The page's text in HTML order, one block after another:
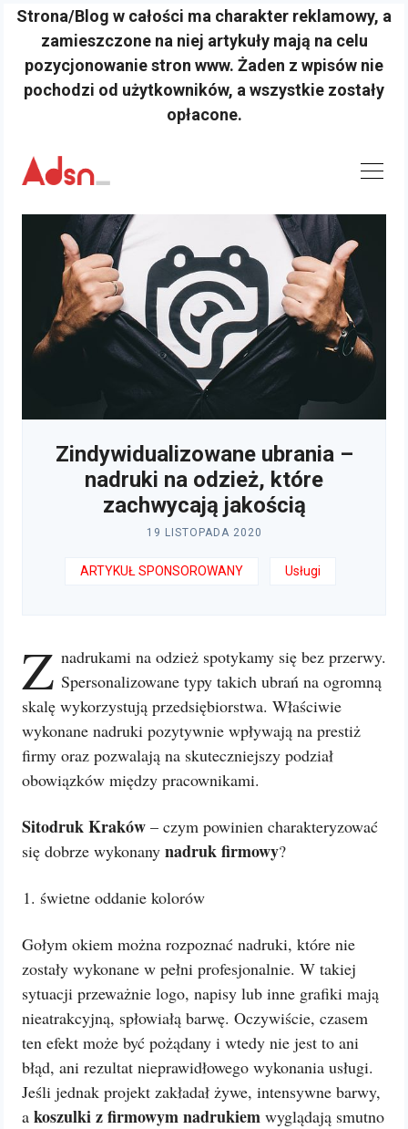
Strona/Blog w całości ma charakter reklamowy, a
zamieszczone na niej artykuły mają na celu
pozycjonowanie stron www. Żaden z wpisów nie
pochodzi od użytkowników, a wszystkie zostały
opłacone.
content
Zindywidualizowane ubrania –
nadruki na odzież, które
zachwycają jakością
19 LISTOPADA 2020
ARTYKUŁ SPONSOROWANY Usługi
Z nadrukami na odzież spotykamy się bez przerwy.
Spersonalizowane typy takich ubrań na ogromną
skalę wykorzystują przedsiębiorstwa. Właściwie
wykonane nadruki pozytywnie wpływają na prestiż
firmy oraz pozwalają na skuteczniejszy podział
obowiązków między pracownikami.
Sitodruk Kraków – czym powinien charakteryzować
się dobrze wykonany nadruk firmowy?
świetne oddanie kolorów
Gołym okiem można rozpoznać nadruki, które nie
zostały wykonane w pełni profesjonalnie. W takiej
sytuacji przeważnie logo, napisy lub inne grafiki mają
nieatrakcyjną, spłowiałą barwę. Oczywiście, czasem
ten efekt może być pożądany i wtedy nie jest to ani
błąd, ani rezultat nieprawidłowego wykonania usługi.
Jeśli jednak projekt zakładał żywe, intensywne barwy,
a koszulki z firmowym nadrukiem wyglądają smutno